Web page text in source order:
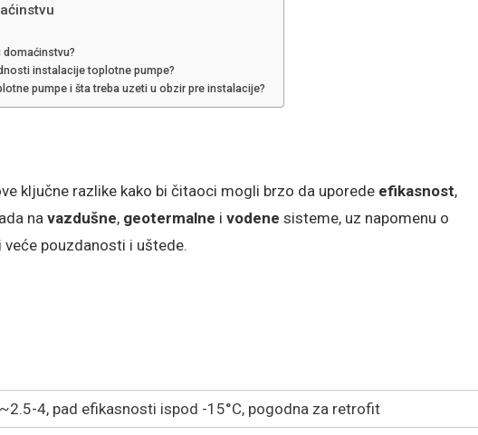
instalacije toplotne pumpe?
pumpe i šta treba uzeti u obzir pre instalacije?
ključne razlike kako bi čitaoci mogli brzo da uporede efikasnost,
na vazdušne, geotermalne i vodene sisteme, uz napomenu o
pouzdanosti i uštede.
4, pad efikasnosti ispod -15°C, pogodna za retrofit